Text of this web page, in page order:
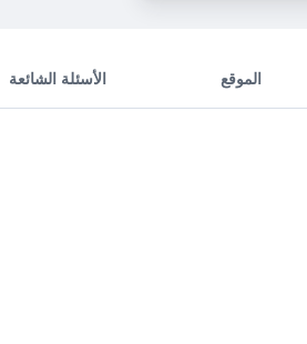
الموقع الأسئلة الشائعة